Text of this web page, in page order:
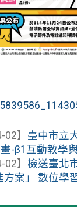
02】 臺中市立
-β1互動教學
02】 檢送臺北
案」 數位學